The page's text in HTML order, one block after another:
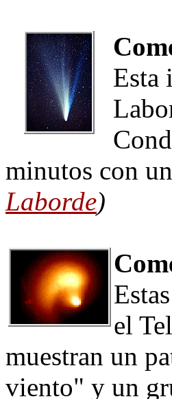
Esta
minutos con
Laborde)
el
muestran un
viento" y un